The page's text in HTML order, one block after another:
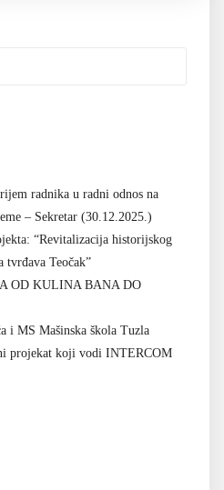
radnika u radni odnos na
– Sekretar (30.12.2025.)
“Revitalizacija historijskog
tvrđava Teočak”
OD KULINA BANA DO
i MS Mašinska škola Tuzla
projekat koji vodi INTERCOM